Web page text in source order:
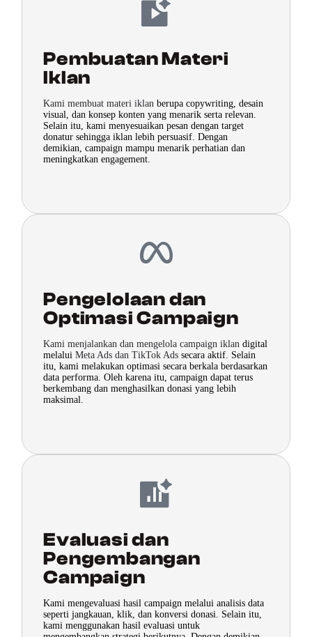
Pembuatan Materi
Iklan
Kami membuat materi iklan berupa copywriting, desain
visual, dan konsep konten yang menarik serta relevan.
Selain itu, kami menyesuaikan pesan dengan target
donatur sehingga iklan lebih persuasif. Dengan
demikian, campaign mampu menarik perhatian dan
meningkatkan engagement.
Pengelolaan dan
Optimasi Campaign
Kami menjalankan dan mengelola campaign iklan digital
melaluiMeta Ads dan TikTok Ads secara aktif. Selain
itu, kami melakukan optimasi secara berkala berdasarkan
data performa. Oleh karena itu, campaign dapat terus
berkembang dan menghasilkan donasi yang lebih
maksimal.
Evaluasi dan
Pengembangan
Campaign
Kami mengevaluasi hasil campaign melalui analisis data
seperti jangkauan, klik, dan konversi donasi. Selain itu,
kami menggunakan hasil evaluasi untuk